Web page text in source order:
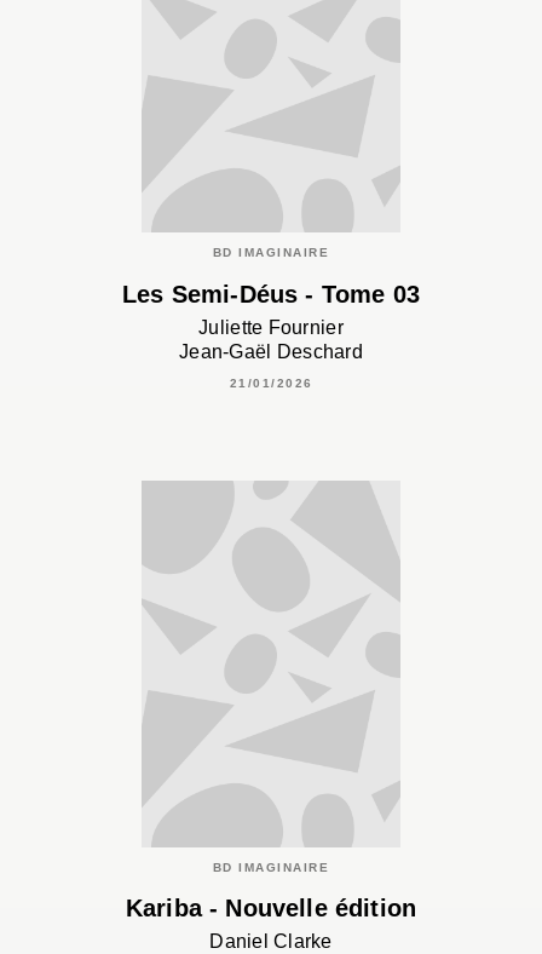
BD IMAGINAIRE
Les Semi-Déus - Tome 03
Juliette Fournier
Jean-Gaël Deschard
21/01/2026
BD IMAGINAIRE
Kariba - Nouvelle édition
Daniel Clarke